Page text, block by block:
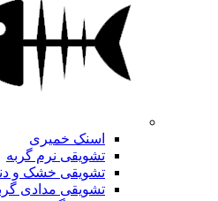
اسنک خمیری
تشویقی نرم گربه
تشویقی خشک و
تشویقی مدادی